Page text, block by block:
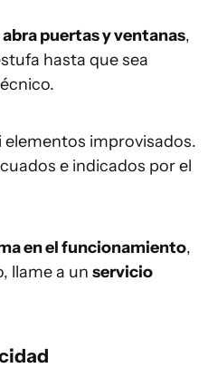
abra puertas y ventanas,
hasta que sea
elementos improvisados.
e indicados por el
en el funcionamiento,
llame a un servicio